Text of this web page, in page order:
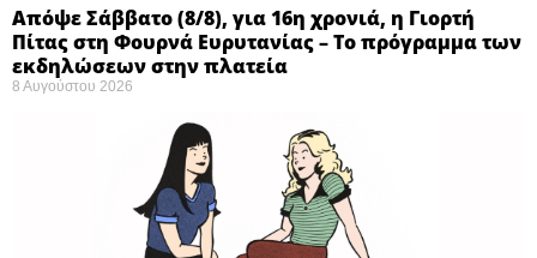
Απόψε Σάββατο (8/8), για 16η χρονιά, η Γιορτή
Πίτας στη Φουρνά Ευρυτανίας – Το πρόγραμμα των
εκδηλώσεων στην πλατεία
8 Αυγούστου 2026